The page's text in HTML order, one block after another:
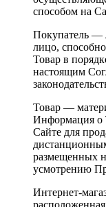
способом на
Покупатель —
лицо,
Товар в
настоящим
Товар —
Информация о
Сайте для
размещенных
усмотрению
Интернет-